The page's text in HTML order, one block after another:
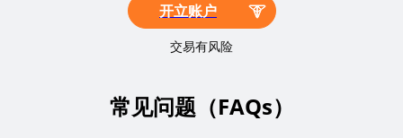
开立账户
交易有风险
常见问题（FAQs）